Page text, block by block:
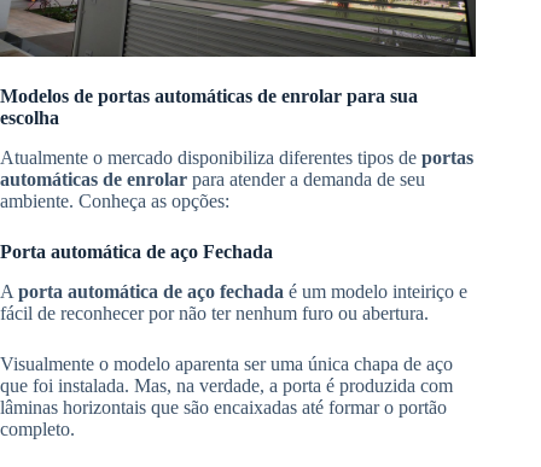
Modelos de portas automáticas de enrolar para sua
escolha
Atualmente o mercado disponibiliza diferentes tipos de portas
automáticas de enrolar para atender a demanda de seu
ambiente. Conheça as opções:
Porta automática de aço Fechada
A porta automática de aço fechada é um modelo inteiriço e
fácil de reconhecer por não ter nenhum furo ou abertura.
Visualmente o modelo aparenta ser uma única chapa de aço
que foi instalada. Mas, na verdade, a porta é produzida com
lâminas horizontais que são encaixadas até formar o portão
completo.